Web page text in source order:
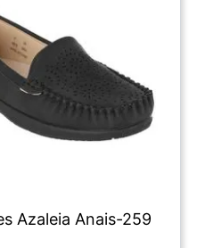
Azaleia Anais-259